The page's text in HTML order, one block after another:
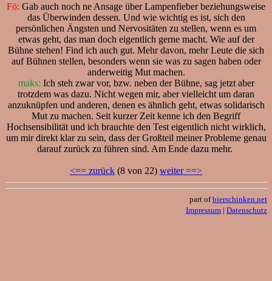
Fö: Gab auch noch ne Ansage über Lampenfieber beziehungsweise
das Überwinden dessen. Und wie wichtig es ist, sich den
persönlichen Ängsten und Nervositäten zu stellen, wenn es um
etwas geht, das man doch eigentlich gerne macht. Wie auf der
Bühne stehen! Find ich auch gut. Mehr davon, mehr Leute die sich
auf Bühnen stellen, besonders wenn sie was zu sagen haben oder
anderweitig Mut machen.
maks: Ich steh zwar vor, bzw. neben der Bühne, sag jetzt aber
trotzdem was dazu. Nicht wegen mir, aber vielleicht um daran
anzuknüpfen und anderen, denen es ähnlich geht, etwas solidarisch
Mut zu machen. Seit kurzer Zeit kenne ich den Begriff
Hochsensibilität und ich brauchte den Test eigentlich nicht wirklich,
um mir direkt klar zu sein, dass der Großteil meiner Probleme genau
darauf zurück zu führen sind. Am Ende dazu mehr.
<== zurück (8 von 22) weiter ==>
part ofbierschinken.net
Impressum | Datenschutz